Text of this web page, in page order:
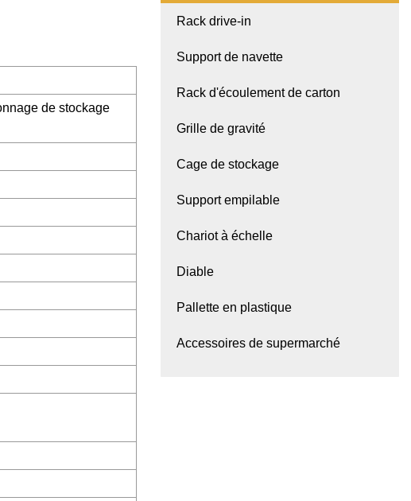
de stockage
Rack drive-in
Support de navette
Rack d'écoulement de carton
Grille de gravité
Cage de stockage
Support empilable
Chariot à échelle
Diable
Pallette en plastique
Accessoires de supermarché